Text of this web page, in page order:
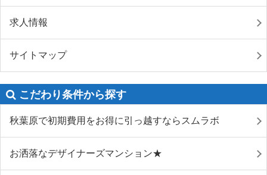
求人情報
サイトマップ
こだわり条件から探す
秋葉原で初期費用をお得に引っ越すならスムラボ
お洒落なデザイナーズマンション★